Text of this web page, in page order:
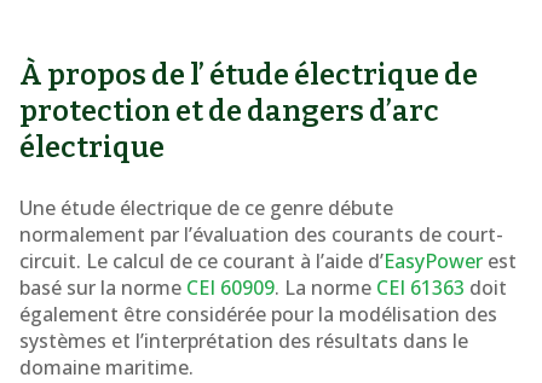
À propos de l’ étude électrique de
protection et de dangers d’arc
électrique
Une étude électrique de ce genre débute
normalement par l’évaluation des courants de court-
circuit. Le calcul de ce courant à l’aide d’EasyPower est
basé sur la norme CEI 60909. La norme CEI 61363 doit
également être considérée pour la modélisation des
systèmes et l’interprétation des résultats dans le
domaine maritime.